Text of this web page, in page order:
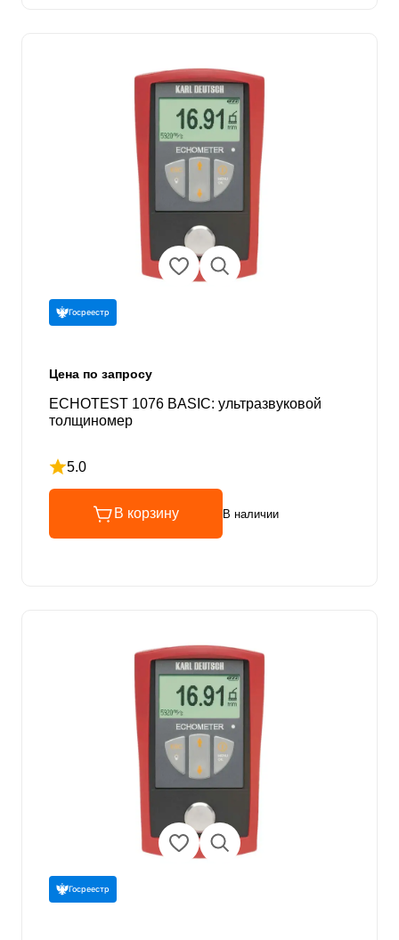
Госреестр
Цена по запросу
ECHOTEST 1076 BASIC: ультразвуковой
толщиномер
5.0
Рейтинг 5 из 5
В корзину В наличии
Госреестр